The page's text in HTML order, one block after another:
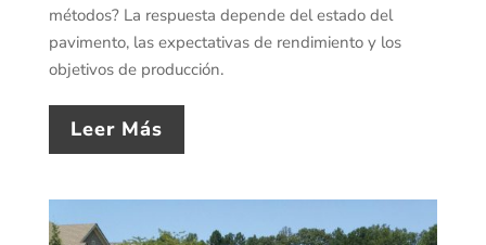
métodos? La respuesta depende del estado del
pavimento, las expectativas de rendimiento y los
objetivos de producción.
Leer Más